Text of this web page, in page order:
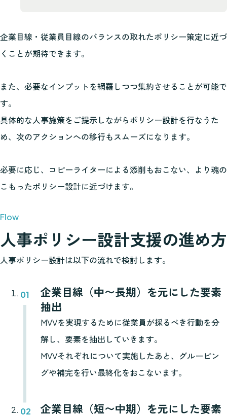
企業目線・従業員目線のバランスの取れたポリシー策定に近づ
くことが期待できます。
また、必要なインプットを網羅しつつ集約させることが可能で
す。
具体的な人事施策をご提示しながらポリシー設計を行なうた
め、次のアクションへの移行もスムーズになります。
必要に応じ、コピーライターによる添削もおこない、より魂の
こもったポリシー設計に近づけます。
人事ポリシー設計支援の進め方
人事ポリシー設計は以下の流れで検討します。
企業目線（中〜長期）を元にした要素
抽出
MVVを実現するために従業員が採るべき行動を分
解し、要素を抽出していきます。
MVVそれぞれについて実施したあと、グルーピン
グや補完を行い最終化をおこないます。
企業目線（短〜中期）を元にした要素